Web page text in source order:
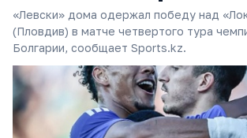
«Левски» дома одержал победу над
(Пловдив) в матче четвертого тура
Болгарии, сообщает Sports.kz.